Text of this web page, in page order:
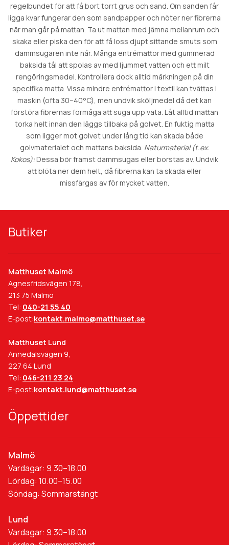
regelbundet för att få bort torrt grus och sand. Om sanden får
ligga kvar fungerar den som sandpapper och nöter ner fibrerna
när man går på mattan. Ta ut mattan med jämna mellanrum och
skaka eller piska den för att få loss djupt sittande smuts som
dammsugaren inte når. Många entrémattor med gummerad
baksida tål att spolas av med ljummet vatten och ett milt
rengöringsmedel. Kontrollera dock alltid märkningen på din
specifika matta. Vissa mindre entrémattor i textil kan tvättas i
maskin (ofta 30–40°C), men undvik sköljmedel då det kan
förstöra fibrernas förmåga att suga upp väta. Låt alltid mattan
torka helt innan den läggs tillbaka på golvet. En fuktig matta
som ligger mot golvet under lång tid kan skada både
golvmaterialet och mattans baksida. Naturmaterial (t.ex.
Kokos):Dessa bör främst dammsugas eller borstas av. Undvik
att blöta ner dem helt, då fibrerna kan ta skada eller
missfärgas av för mycket vatten.
Butiker
Matthuset Malmö
Agnesfridsvägen 178,
213 75 Malmö
Tel: 040-21 55 40
E-post:kontakt.malmo@matthuset.se
Matthuset Lund
Annedalsvägen 9,
227 64 Lund
Tel: 046-211 23 24
E-post:kontakt.lund@matthuset.se
Öppettider
Malmö
Vardagar: 9.30–18.00
Lördag: 10.00–15.00
Söndag: Sommarstängt
Lund
Vardagar: 9.30–18.00